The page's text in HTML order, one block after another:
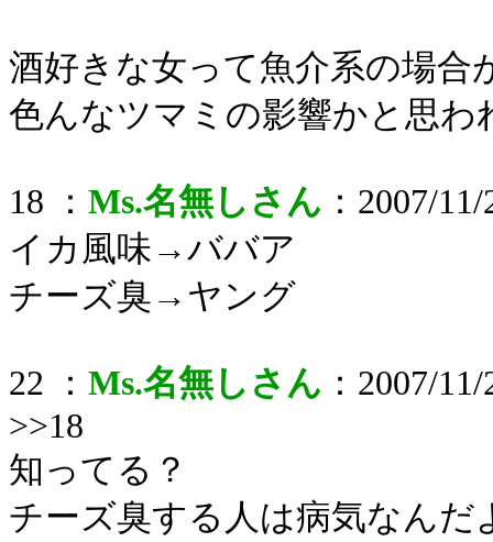
酒好きな女って魚介系の場合
色んなツマミの影響かと思わ
18 ： Ms.名無しさん ：2007/
イカ風味→ババア
チーズ臭→ヤング
22 ： Ms.名無しさん ：2007/
>>18
知ってる？
チーズ臭する人は病気なんだ